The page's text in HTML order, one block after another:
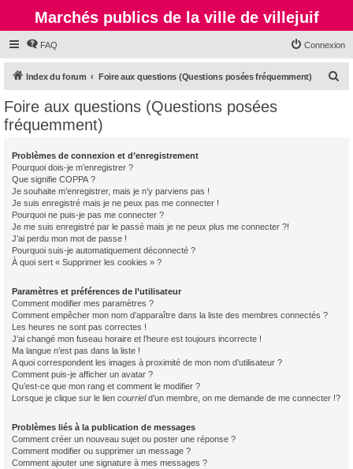
Marchés publics de la ville de villejuif
FAQ Connexion
Index du forum Foire aux questions (Questions posées fréquemment)
Foire aux questions (Questions posées
fréquemment)
Problèmes de connexion et d’enregistrement
Pourquoi dois-je m’enregistrer ?
Que signifie COPPA ?
Je souhaite m’enregistrer, mais je n’y parviens pas !
Je suis enregistré mais je ne peux pas me connecter !
Pourquoi ne puis-je pas me connecter ?
Je me suis enregistré par le passé mais je ne peux plus me connecter ?!
J’ai perdu mon mot de passe !
Pourquoi suis-je automatiquement déconnecté ?
À quoi sert « Supprimer les cookies » ?
Paramètres et préférences de l’utilisateur
Comment modifier mes paramètres ?
Comment empêcher mon nom d’apparaître dans la liste des membres connectés ?
Les heures ne sont pas correctes !
J’ai changé mon fuseau horaire et l’heure est toujours incorrecte !
Ma langue n’est pas dans la liste !
A quoi correspondent les images à proximité de mon nom d’utilisateur ?
Comment puis-je afficher un avatar ?
Qu’est-ce que mon rang et comment le modifier ?
Lorsque je clique sur le lien courrield’un membre, on me demande de me connecter !?
Problèmes liés à la publication de messages
Comment créer un nouveau sujet ou poster une réponse ?
Comment modifier ou supprimer un message ?
Comment ajouter une signature à mes messages ?